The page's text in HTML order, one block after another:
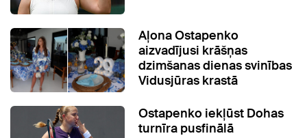
Aļona Ostapenko
aizvadījusi krāšņas
dzimšanas dienas svinības
Vidusjūras krastā
Ostapenko iekļūst Dohas
turnīra pusfinālā